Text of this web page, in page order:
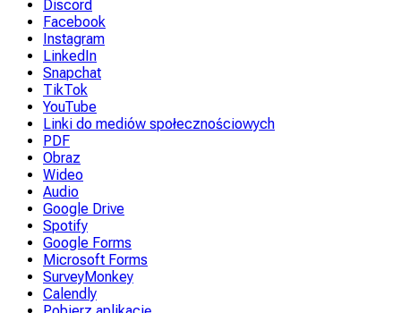
Discord
Facebook
Instagram
LinkedIn
Snapchat
TikTok
YouTube
Linki do mediów społecznościowych
PDF
Obraz
Wideo
Audio
Google Drive
Spotify
Google Forms
Microsoft Forms
SurveyMonkey
Calendly